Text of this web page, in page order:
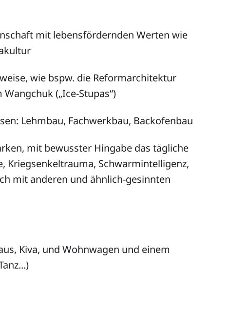
mit lebensfördernden Werten wie
wie bspw. die Reformarchitektur
(„Ice-Stupas“)
Lehmbau, Fachwerkbau, Backofenbau
mit bewusster Hingabe das tägliche
Kriegsenkeltrauma, Schwarmintelligenz,
mit anderen und ähnlich-gesinnten
Kiva, und Wohnwagen und einem